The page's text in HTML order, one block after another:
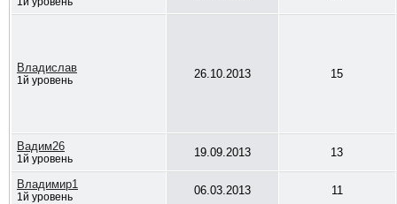
Владислав
1й уровень 26.10.2013 15
Вадим26
1й уровень 19.09.2013 13
Владимир1
1й уровень 06.03.2013 11